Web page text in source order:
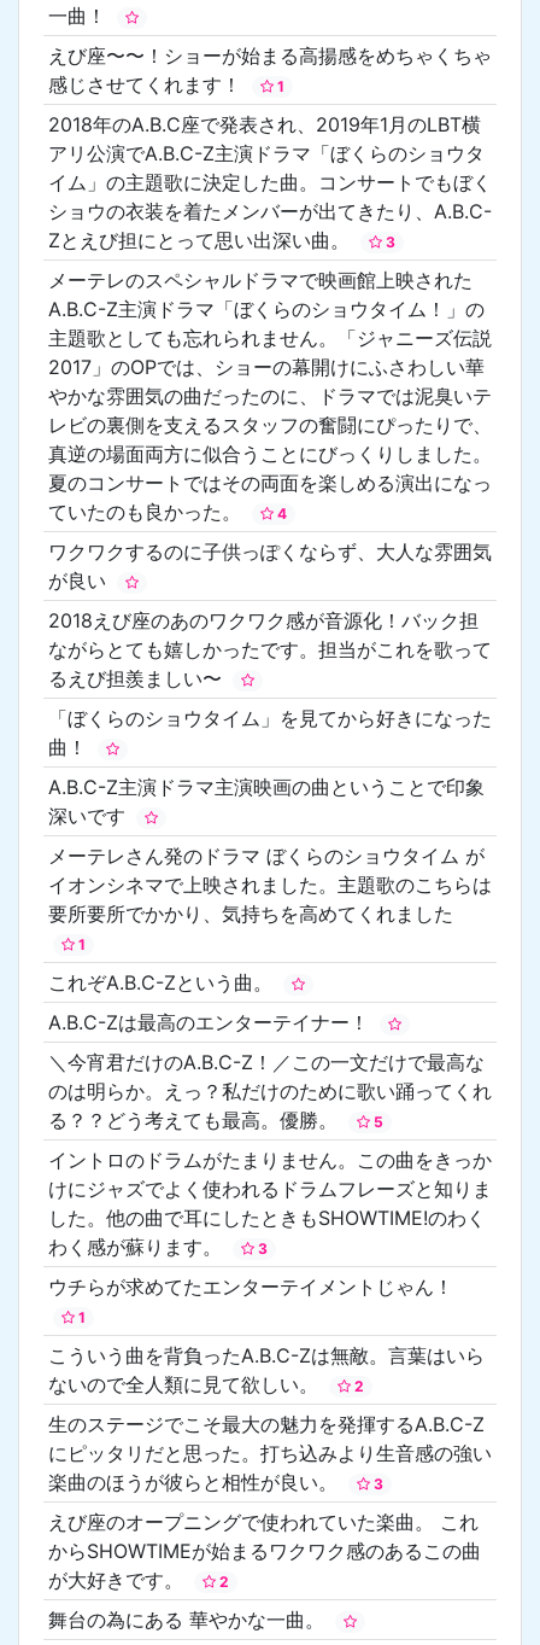
一曲！
えび座〜〜！ショーが始まる高揚感をめちゃくちゃ
感じさせてくれます！
1
2018年のA.B.C座で発表され、2019年1月のLBT横
アリ公演でA.B.C-Z主演ドラマ「ぼくらのショウタ
イム」の主題歌に決定した曲。コンサートでもぼく
ショウの衣装を着たメンバーが出てきたり、A.B.C-
Zとえび担にとって思い出深い曲。
3
メーテレのスペシャルドラマで映画館上映された
A.B.C-Z主演ドラマ「ぼくらのショウタイム！」の
主題歌としても忘れられません。「ジャニーズ伝説
2017」のOPでは、ショーの幕開けにふさわしい華
やかな雰囲気の曲だったのに、ドラマでは泥臭いテ
レビの裏側を支えるスタッフの奮闘にぴったりで、
真逆の場面両方に似合うことにびっくりしました。
夏のコンサートではその両面を楽しめる演出になっ
ていたのも良かった。
4
ワクワクするのに子供っぽくならず、大人な雰囲気
が良い
2018えび座のあのワクワク感が音源化！バック担
ながらとても嬉しかったです。担当がこれを歌って
るえび担羨ましい〜
「ぼくらのショウタイム」を見てから好きになった
曲！
A.B.C-Z主演ドラマ主演映画の曲ということで印象
深いです
メーテレさん発のドラマ ぼくらのショウタイム が
イオンシネマで上映されました。主題歌のこちらは
要所要所でかかり、気持ちを高めてくれました
1
これぞA.B.C-Zという曲。
A.B.C-Zは最高のエンターテイナー！
＼今宵君だけのA.B.C-Z！／この一文だけで最高な
のは明らか。えっ？私だけのために歌い踊ってくれ
る？？どう考えても最高。優勝。
5
イントロのドラムがたまりません。この曲をきっか
けにジャズでよく使われるドラムフレーズと知りま
した。他の曲で耳にしたときもSHOWTIME!のわく
わく感が蘇ります。
3
ウチらが求めてたエンターテイメントじゃん！
1
こういう曲を背負ったA.B.C-Zは無敵。言葉はいら
ないので全人類に見て欲しい。
2
生のステージでこそ最大の魅力を発揮するA.B.C-Z
にピッタリだと思った。打ち込みより生音感の強い
楽曲のほうが彼らと相性が良い。
3
えび座のオープニングで使われていた楽曲。 これ
からSHOWTIMEが始まるワクワク感のあるこの曲
が大好きです。
2
舞台の為にある 華やかな一曲。